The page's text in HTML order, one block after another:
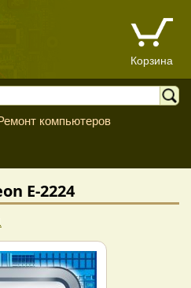
Корзина
компьютеров
E-2224